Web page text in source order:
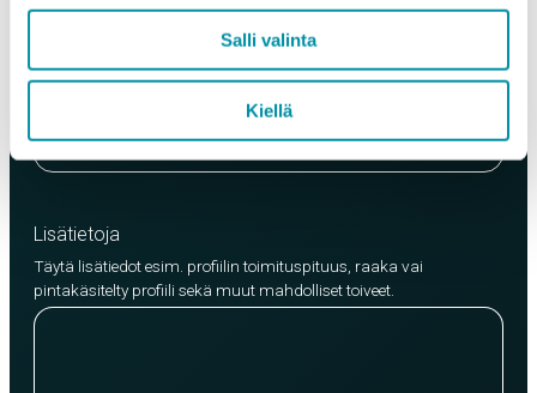
Salli valinta
Kiellä
EN AW-6063 (min. 250kg)
EN AW-6082 (min. 500kg)
Lisätietoja
Täytä lisätiedot esim. profiilin toimituspituus, raaka vai
pintakäsitelty profiili sekä muut mahdolliset toiveet.